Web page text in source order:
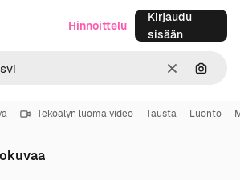
SelkeäHae
Hinnoittelu
Kirjaudu
sisään
Tekoälyn luoma video Tausta Luonto